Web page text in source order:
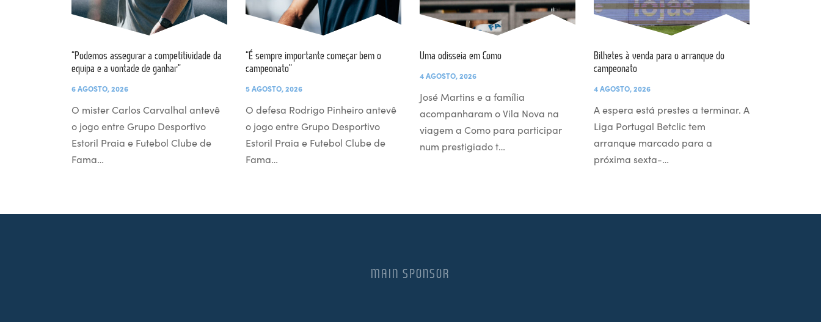
“Podemos assegurar a competitividade da
equipa e a vontade de ganhar”
6 AGOSTO, 2026
O mister Carlos Carvalhal antevê
o jogo entre Grupo Desportivo
Estoril Praia e Futebol Clube de
Fama…
“É sempre importante começar bem o
campeonato”
5 AGOSTO, 2026
O defesa Rodrigo Pinheiro antevê
o jogo entre Grupo Desportivo
Estoril Praia e Futebol Clube de
Fama…
Uma odisseia em Como
4 AGOSTO, 2026
José Martins e a família
acompanharam o Vila Nova na
viagem a Como para participar
num prestigiado t…
Bilhetes à venda para o arranque do
campeonato
4 AGOSTO, 2026
A espera está prestes a terminar. A
Liga Portugal Betclic tem
arranque marcado para a
próxima sexta-…
MAIN SPONSOR